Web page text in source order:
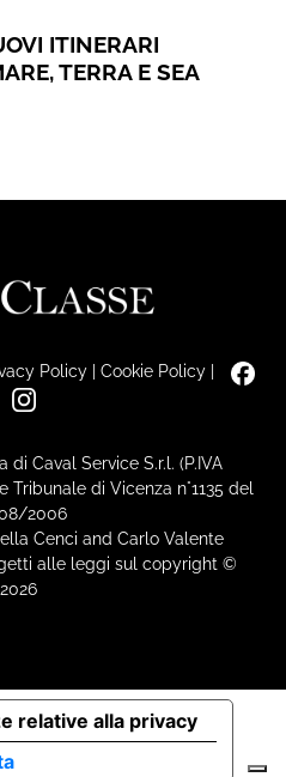
ITINERARI
TERRA E SEA
Policy| Cookie Policy|
Caval Service S.r.l. (P.IVA
Tribunale di Vicenza n°1135 del
2006
Cenci and Carlo Valente
alle leggi sul copyright ©
2026
relative alla privacy